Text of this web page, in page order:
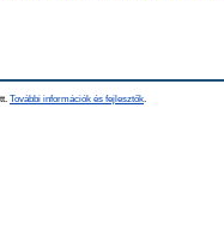
További információk és fejlesztők